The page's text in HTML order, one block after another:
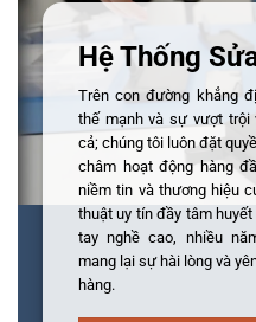
Hệ Thống
Trên con đường khẳng
thế mạnh và sự vượt trội
cả; chúng tôi luôn đặt
châm hoạt động hàng
niềm tin và thương hiệu
thuật uy tín đầy tâm
tay nghề cao, nhiều
mang lại sự hài lòng và
hàng.